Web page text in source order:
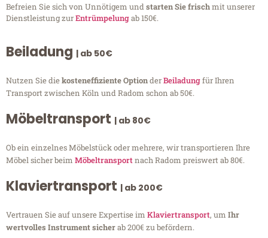
Befreien Sie sich von Unnötigem undstarten Sie frischmit unserer
Dienstleistung zurEntrümpelungab 150€.
Beiladung | ab 50€
Nutzen Sie diekosteneffiziente OptionderBeiladungfür Ihren
Transport zwischen Köln und Radom schon ab 50€.
Möbeltransport | ab 80€
Ob ein einzelnes Möbelstück oder mehrere, wir transportieren Ihre
Möbel sicher beim Möbeltransportnach Radom preiswert ab 80€.
Klaviertransport | ab 200€
Vertrauen Sie auf unsere Expertise im Klaviertransport, um Ihr
wertvolles Instrument sicherab 200€ zu befördern.